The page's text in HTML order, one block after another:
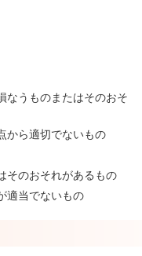
なうものまたはそのおそ
から適切でないもの
そのおそれがあるもの
適当でないもの